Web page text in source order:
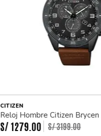
CITIZEN
Reloj Hombre Citizen
S/1279 00 S/3199.00